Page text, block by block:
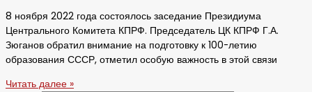
8 ноября 2022 года состоялось заседание Президиума
Центрального Комитета КПРФ. Председатель ЦК КПРФ Г.А.
Зюганов обратил внимание на подготовку к 100-летию
образования СССР, отметил особую важность в этой связи
Читать далее »